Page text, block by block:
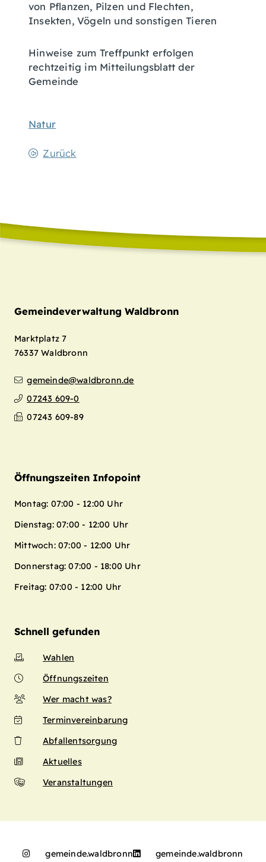
von Pflanzen, Pilzen und Flechten,
Insekten, Vögeln und sonstigen Tieren
Hinweise zum Treffpunkt erfolgen
rechtzeitig im Mitteilungsblatt der
Gemeinde
Natur
Zurück
Gemeindeverwaltung Waldbronn
Marktplatz 7
76337 Waldbronn
gemeinde@waldbronn.de
07243 609-0
07243 609-89
Öffnungszeiten Infopoint
Montag: 07:00 - 12:00 Uhr
Dienstag: 07:00 - 12:00 Uhr
Mittwoch: 07:00 - 12:00 Uhr
Donnerstag: 07:00 - 18:00 Uhr
Freitag: 07:00 - 12:00 Uhr
Schnell gefunden
Wahlen
Öffnungszeiten
Wer macht was?
Terminvereinbarung
Abfallentsorgung
Aktuelles
Veranstaltungen
gemeinde.waldbronn gemeinde.waldbronn